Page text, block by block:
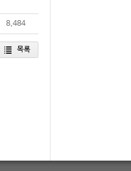
8,484
목록